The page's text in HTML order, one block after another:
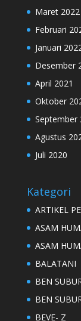
Maret 2022
Februari
Januari
Desember
April 2021
Oktober
September
Agustus
Juli 2020
Kategori
ARTIKEL
ASAM
ASAM
BALATANI
BEN
BEN
BEVE- Z